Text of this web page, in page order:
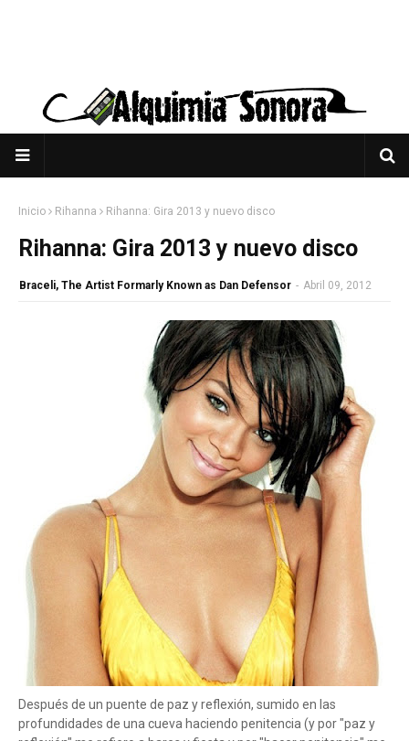
Inicio Rihanna Rihanna: Gira 2013 y nuevo disco
Rihanna: Gira 2013 y nuevo disco
Braceli, The Artist Formarly Known as Dan Defensor - Abril 09, 2012
Después de un puente de paz y reflexión, sumido en las
profundidades de una cueva haciendo penitencia (y por "paz y